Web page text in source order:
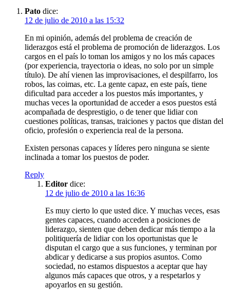
Pato dice:
12 de julio de 2010 a las 15:32
En mi opinión, además del problema de creación de
liderazgos está el problema de promoción de liderazgos. Los
cargos en el país lo toman los amigos y no los más capaces
(por experiencia, trayectoria o ideas, no solo por un simple
título). De ahí vienen las improvisaciones, el despilfarro, los
robos, las coimas, etc. La gente capaz, en este país, tiene
dificultad para acceder a los puestos más importantes, y
muchas veces la oportunidad de acceder a esos puestos está
acompañada de desprestigio, o de tener que lidiar con
cuestiones políticas, transas, traiciones y pactos que distan del
oficio, profesión o experiencia real de la persona.
Existen personas capaces y líderes pero ninguna se siente
inclinada a tomar los puestos de poder.
Reply
Editor dice:
12 de julio de 2010 a las 16:36
Es muy cierto lo que usted dice. Y muchas veces, esas
gentes capaces, cuando acceden a posiciones de
liderazgo, sienten que deben dedicar más tiempo a la
politiquería de lidiar con los oportunistas que le
disputan el cargo que a sus funciones, y terminan por
abdicar y dedicarse a sus propios asuntos. Como
sociedad, no estamos dispuestos a aceptar que hay
algunos más capaces que otros, y a respetarlos y
apoyarlos en su gestión.